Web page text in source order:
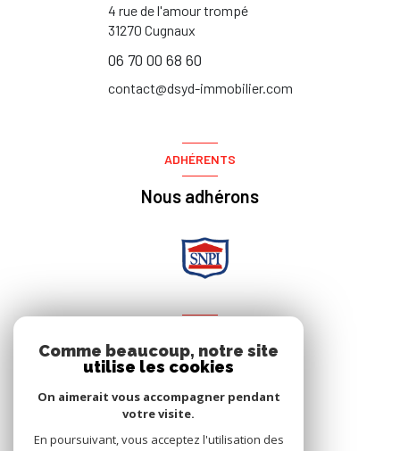
4 rue de l'amour trompé
31270 Cugnaux
06 70 00 68 60
contact@dsyd-immobilier.com
ADHÉRENTS
Nous adhérons
Nous suivre
Comme beaucoup, notre site
utilise les cookies
On aimerait vous accompagner pendant
votre visite.
En poursuivant, vous acceptez l'utilisation des